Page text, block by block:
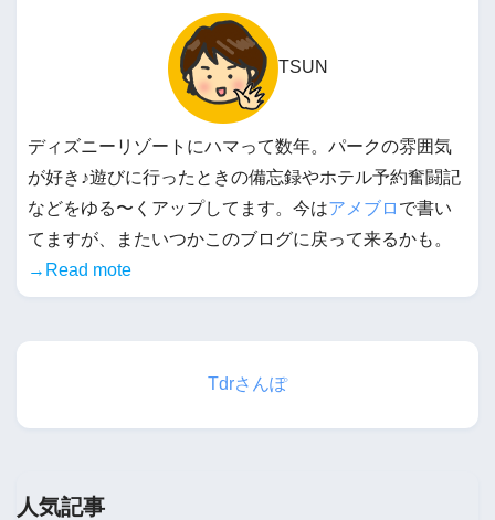
TSUN
ディズニーリゾートにハマって数年。パークの雰囲気
が好き♪遊びに行ったときの備忘録やホテル予約奮闘記
などをゆる〜くアップしてます。今はアメブロ で書い
てますが、またいつかこのブログに戻って来るかも。
→Read mote
Tdrさんぽ
人気記事